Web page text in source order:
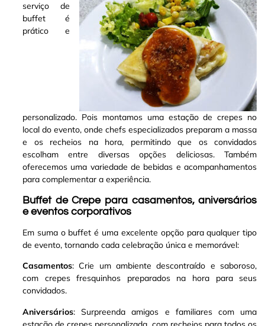
serviço de
buffet é
prático e
personalizado. Pois montamos uma estação de crepes no
local do evento, onde chefs especializados preparam a massa
e os recheios na hora, permitindo que os convidados
escolham entre diversas opções deliciosas. Também
oferecemos uma variedade de bebidas e acompanhamentos
para complementar a experiência.
Buffet de Crepe para casamentos, aniversários
e eventos corporativos
Em suma o buffet é uma excelente opção para qualquer tipo
de evento, tornando cada celebração única e memorável:
Casamentos: Crie um ambiente descontraído e saboroso,
com crepes fresquinhos preparados na hora para seus
convidados.
Aniversários: Surpreenda amigos e familiares com uma